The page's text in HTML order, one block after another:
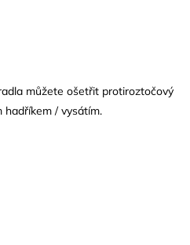
můžete ošetřit protiroztočový
hadříkem / vysátím.